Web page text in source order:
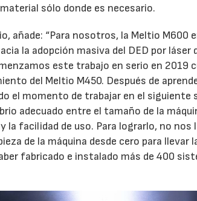
sólo donde es necesario.
añade: “Para nosotros, la Meltio M600
la adopción masiva del DED por láser
este trabajo en serio en 2019
del Meltio M450. Después de
el momento de trabajar en el
adecuado entre el tamaño de la
la facilidad de uso. Para lograrlo, no
de la máquina desde cero para
fabricado e instalado más de 400